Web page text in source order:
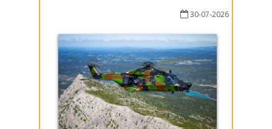
30-07-2026